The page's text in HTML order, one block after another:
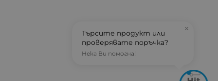
×
Търсите продукт или
проверявате поръчка?
Нека Ви помогна!